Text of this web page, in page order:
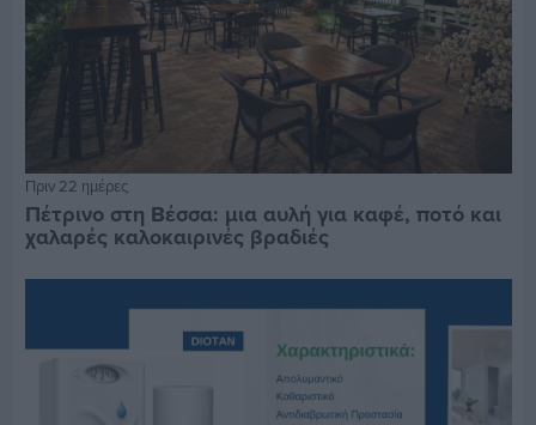
Πριν 22 ημέρες
Πέτρινο στη Βέσσα: μια αυλή για καφέ, ποτό και
χαλαρές καλοκαιρινές βραδιές